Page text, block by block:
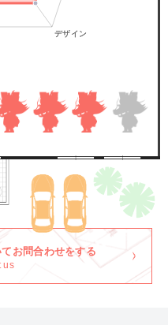
てお問合わせをする
us